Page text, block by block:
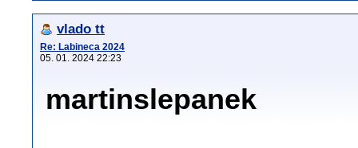
vlado tt
Re: Labineca 2024
05. 01. 2024 22:23
martinslepanek